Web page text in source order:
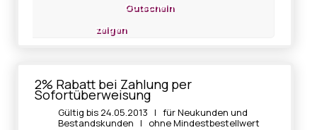
Gutschein
zeigen
2% Rabatt bei Zahlung per
Sofortüberweisung
Gültig bis 24.05.2013 | für Neukunden und
Bestandskunden | ohne Mindestbestellwert